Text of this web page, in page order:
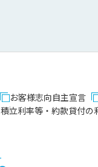
お客様志向自主宣言
積立利率等・約款貸付の